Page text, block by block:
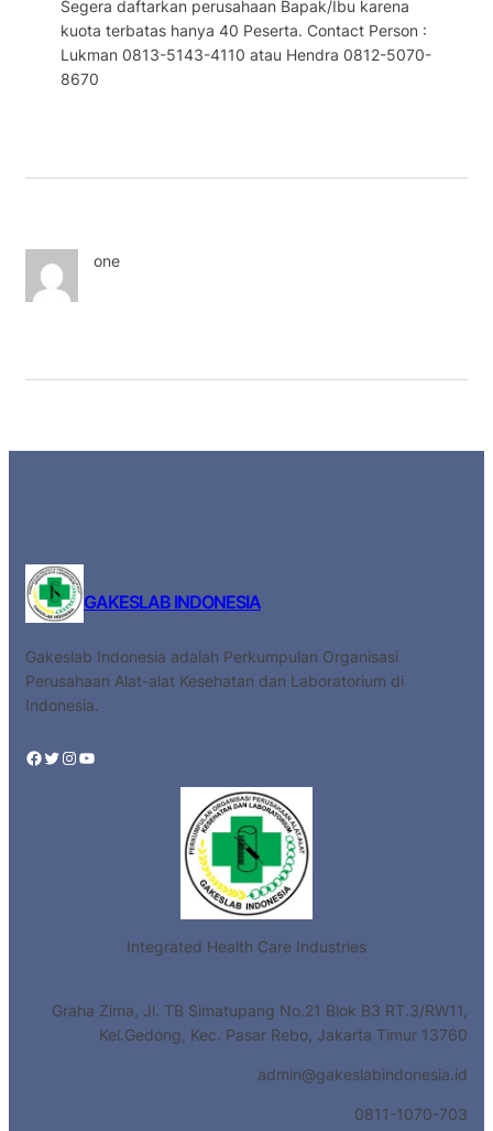
Segera daftarkan perusahaan Bapak/Ibu karena
kuota terbatas hanya 40 Peserta. Contact Person :
Lukman 0813-5143-4110 atau Hendra 0812-5070-
8670
one
GAKESLAB INDONESIA
Gakeslab Indonesia adalah Perkumpulan Organisasi
Perusahaan Alat-alat Kesehatan dan Laboratorium di
Indonesia.
Facebook Twitter Instagram YouTube
Integrated Health Care Industries
Graha Zima, Jl. TB Simatupang No.21 Blok B3 RT.3/RW11,
Kel.Gedong, Kec. Pasar Rebo, Jakarta Timur 13760
admin@gakeslabindonesia.id
0811-1070-703